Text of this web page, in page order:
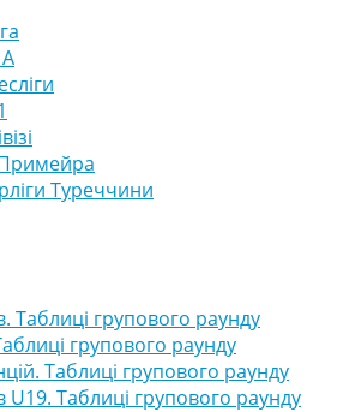
Туреччини
Таблиці групового раунду
групового раунду
Таблиці групового раунду
U19. Таблиці групового раунду